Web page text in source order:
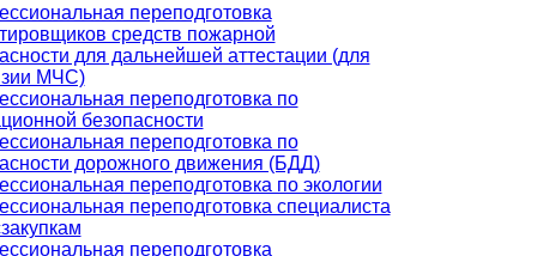
переподготовка
средств пожарной
для дальнейшей аттестации (для
МЧС)
переподготовка по
безопасности
переподготовка по
дорожного движения (БДД)
переподготовка по экологии
переподготовка специалиста
переподготовка